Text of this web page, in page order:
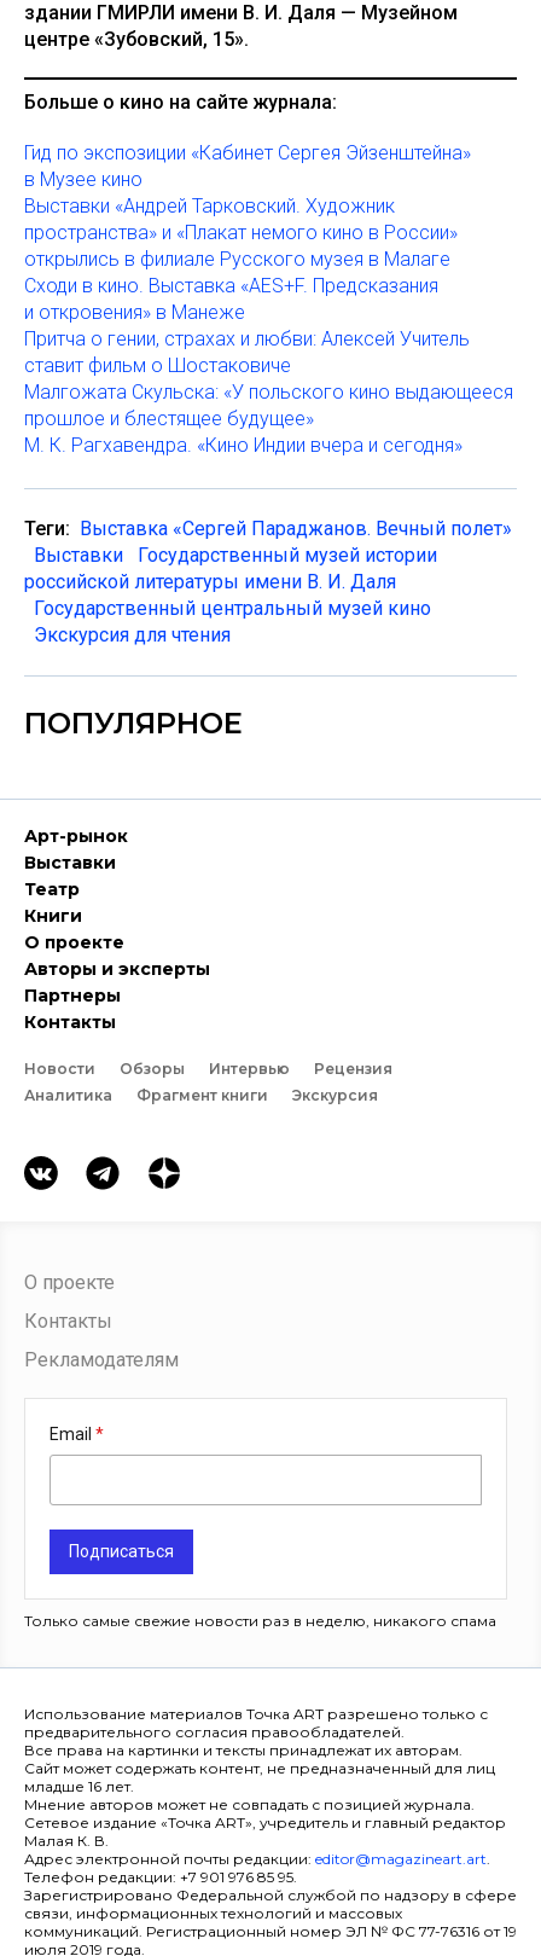
здании ГМИРЛИ имени В. И. Даля — Музейном
центре «Зубовский, 15».
Больше о кино на сайте журнала:
Гид по экспозиции «Кабинет Сергея Эйзенштейна»
в Музее кино
Выставки «Андрей Тарковский. Художник
пространства» и «Плакат немого кино в России»
открылись в филиале Русского музея в Малаге
Сходи в кино. Выставка «AES+F. Предсказания
и откровения» в Манеже
Притча о гении, страхах и любви: Алексей Учитель
ставит фильм о Шостаковиче
Малгожата Скульска: «У польского кино выдающееся
прошлое и блестящее будущее»
М. К. Рагхавендра. «Кино Индии вчера и сегодня»
Теги: Выставка «Сергей Параджанов. Вечный полет»
Выставки
Государственный музей истории
российской литературы имени В. И. Даля
Государственный центральный музей кино
Экскурсия для чтения
ПОПУЛЯРНОЕ
Арт-рынок
Выставки
Театр
Книги
О проекте
Авторы и эксперты
Партнеры
Контакты
Новости Обзоры Интервью
Рецензия
Аналитика
Фрагмент книги Экскурсия
О проекте
Контакты
Рекламодателям
Email
Подписаться
Только самые свежие новости раз в неделю, никакого спама
Использование материалов Точка ART разрешено только с
предварительного согласия правообладателей.
Все права на картинки и тексты принадлежат их авторам.
Сайт может содержать контент, не предназначенный для лиц
младше 16 лет.
Мнение авторов может не совпадать с позицией журнала.
Сетевое издание «Точка ART», учредитель и главный редактор
Малая К. В.
Адрес электронной почты редакции: editor@magazineart.art.
Телефон редакции: +7 901 976 85 95.
Зарегистрировано Федеральной службой по надзору в сфере
связи, информационных технологий и массовых
коммуникаций. Регистрационный номер ЭЛ № ФС 77-76316 от 19
июля 2019 года.